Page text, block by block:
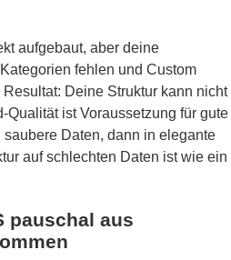
aufgebaut, aber deine
fehlen und Custom
Deine Struktur kann nicht
Qualität ist Voraussetzung für gute
saubere Daten, dann in elegante
auf schlechten Daten ist wie ein
pauschal aus